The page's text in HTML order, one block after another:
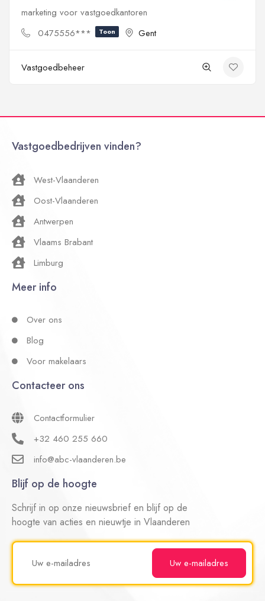
marketing voor vastgoedkantoren
0475556***
Toon Gent
Vastgoedbeheer
Vastgoedbedrijven vinden?
West-Vlaanderen
Oost-Vlaanderen
Antwerpen
Vlaams Brabant
Limburg
Meer info
Over ons
Blog
Voor makelaars
Contacteer ons
Contactformulier
+32 460 255 660
info@abc-vlaanderen.be
Blijf op de hoogte
Schrijf in op onze nieuwsbrief en blijf op de
hoogte van acties en nieuwtje in Vlaanderen